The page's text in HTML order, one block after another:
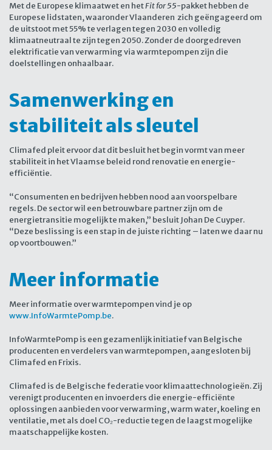
Met de Europese klimaatwet en hetFit for 55-pakket hebben de
Europese lidstaten, waaronder Vlaanderen zich geëngageerd om
de uitstoot met 55% te verlagen tegen 2030 en volledig
klimaatneutraal te zijn tegen 2050. Zonder de doorgedreven
elektrificatie van verwarming via warmtepompen zijn die
doelstellingen onhaalbaar.
Samenwerking en
stabiliteit als sleutel
Climafed pleit ervoor dat dit besluit het begin vormt van meer
stabiliteit in het Vlaamse beleid rond renovatie en energie-
efficiëntie.
“Consumenten en bedrijven hebben nood aan voorspelbare
regels. De sector wil een betrouwbare partner zijn om de
energietransitie mogelijk te maken,” besluit Johan De Cuyper.
“Deze beslissing is een stap in de juiste richting – laten we daar nu
op voortbouwen.”
Meer informatie
Meer informatie over warmtepompen vind je op
www.InfoWarmtePomp.be.
InfoWarmtePomp is een gezamenlijk initiatief van Belgische
producenten en verdelers van warmtepompen, aangesloten bij
Climafed en Frixis.
Climafed is de Belgische federatie voor klimaattechnologieën. Zij
verenigt producenten en invoerders die energie-efficiënte
oplossingen aanbieden voor verwarming, warm water, koeling en
ventilatie, met als doel CO₂-reductie tegen de laagst mogelijke
maatschappelijke kosten.